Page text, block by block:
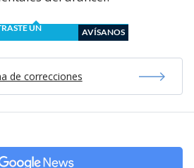
UN
AVÍSANOS
de correcciones